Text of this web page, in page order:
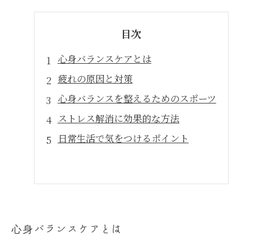
目次
心身バランスケアとは
疲れの原因と対策
心身バランスを整えるためのスポーツ
ストレス解消に効果的な方法
日常生活で気をつけるポイント
心身バランスケアとは